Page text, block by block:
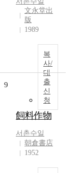
文永堂出
版
1989
복
사/
대
출
신
청
9
飼料作物
서촌수일
朝倉書店
1952